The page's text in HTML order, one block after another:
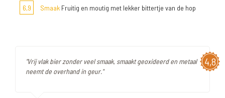
6,9 Smaak Fruitig en moutig met lekker bittertje van de hop
4,8
"Vrij vlak bier zonder veel smaak, smaakt geoxideerd en metaal
neemt de overhand in geur."